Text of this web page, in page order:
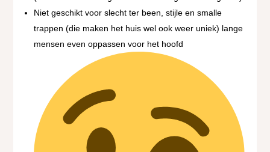
Niet geschikt voor slecht ter been, stijle en smalle
trappen (die maken het huis wel ook weer uniek) lange
mensen even oppassen voor het hoofd